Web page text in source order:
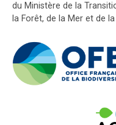
du Ministère de la
la Forêt, de la Mer et de